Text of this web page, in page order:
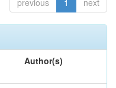
previous 1 next
Author(s)